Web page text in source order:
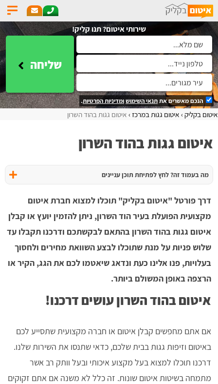
שירותי איטום? תנו קליק!
שליחה
הנכם מאשרים אתתנאי השימושומדיניות הפרטיות.
איטום בקליק איטום גגות במרכז איטום גגות בהוד השרון
איטום גגות בהוד השרון
מה בעמוד זה? לחץ לפתיחת תוכן עניינים
דרך פורטל "איטום בקליק" תוכלו למצוא חברת איטום
מקצועית הפועלת בעיר הוד השרון, ניתן להזמין יועץ או קבלן
איטום גגות בהוד השרון בהתאם לבקשתכם ודרכנו תקבלו עד
שלוש פניות על מנת שתוכלו לבצע השוואת מחירים ולחסוך
בעלויות, פנו אלינו כעת ונדאג שיאטמו לכם את הגג, הקיר או
הרצפה באופן המשולם ביותר.
איטום בהוד השרון עושים דרכנו!
אם אתם מחפשים קבלן איטום או חברה מקצועית שתסייע לכם
באיטום וזיפות גגות בבית שלכם, כדאי שתנסו את השירות שלנו.
דרכנו תוכלו למצוא בעל מקצוע איכותי ובעל וותק רב אשר
מתמחה בשיטות איטום שונות. זה כלל לא משנה אם אתם זקוקים